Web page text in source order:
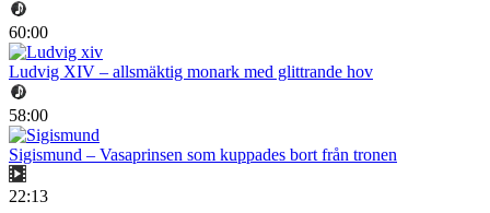
60:00
Ludvig XIV – allsmäktig monark med glittrande hov
58:00
Sigismund – Vasaprinsen som kuppades bort från tronen
22:13